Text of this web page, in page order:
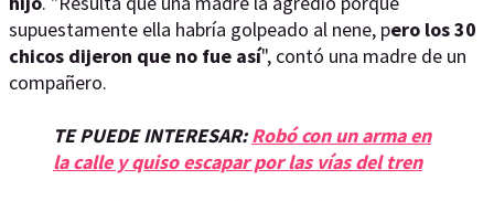
supuestamente ella habría golpeado al nene, pero los 30
chicos dijeron que no fue así", contó una madre de un
compañero.
TE PUEDE INTERESAR:Robó con un arma en
la calle y quiso escapar por las vías del tren